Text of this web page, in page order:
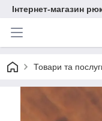
Інтернет-магазин
Товари та